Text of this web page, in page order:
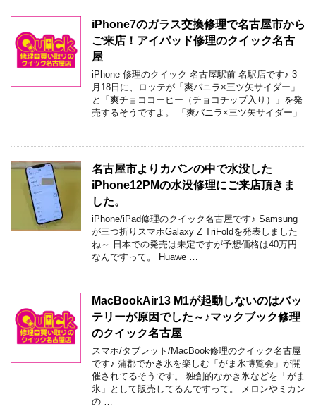
iPhone7のガラス交換修理で名古屋市から
ご来店！アイパッド修理のクイック名古
屋
iPhone 修理のクイック 名古屋駅前 名駅店です♪ 3
月18日に、ロッテが「爽バニラ×三ツ矢サイダー」
と「爽チョココーヒー（チョコチップ入り）」を発
売するそうですよ。 「爽バニラ×三ツ矢サイダー」
名古屋市よりカバンの中で水没した
iPhone12PMの水没修理にご来店頂きま
した。
iPhone/iPad修理のクイック名古屋です♪ Samsung
が三つ折りスマホGalaxy Z TriFoldを発表しました
ね～ 日本での発売は未定ですが予想価格は40万円
なんですって。 Huawe …
MacBookAir13 M1が起動しないのはバッ
テリーが原因でした～♪マックブック修理
のクイック名古屋
スマホ/タブレット/MacBook修理のクイック名古屋
です♪ 蒲郡でかき氷を楽しむ「がま氷博覧会」が開
催されてるそうです。 独創的なかき氷などを「がま
氷」として販売してるんですって。 メロンやミカン
の …